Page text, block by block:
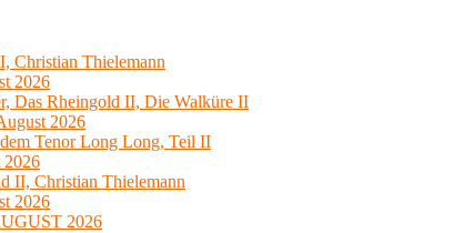
Christian Thielemann
2026
Das Rheingold II, Die Walküre II
2026
Tenor Long Long, Teil II
2026
II, Christian Thielemann
2026
2026